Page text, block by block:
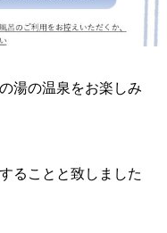
湯の温泉をお楽しみ
ることと致しました